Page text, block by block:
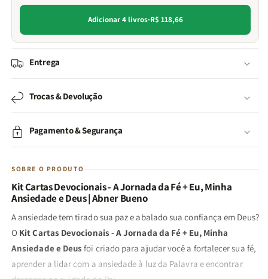
Adicionar 4 livros·R$ 118,66
Entrega
Trocas & Devolução
Pagamento & Segurança
SOBRE O PRODUTO
Kit Cartas Devocionais - A Jornada da Fé + Eu, Minha
Ansiedade e Deus| Abner Bueno
A ansiedade tem tirado sua paz e abalado sua confiança em Deus?
O Kit Cartas Devocionais - A Jornada da Fé + Eu, Minha
Ansiedade e Deus foi criado para ajudar você a fortalecer sua fé,
aprender a lidar com a ansiedade à luz da Palavra e encontrar